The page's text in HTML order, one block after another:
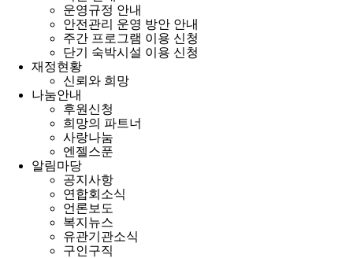
운영규정 안내
안전관리 운영 방안 안내
주간 프로그램 이용 신청
단기 숙박시설 이용 신청
재정현황
신뢰와 희망
나눔안내
후원신청
희망의 파트너
사랑나눔
엔젤스푼
알림마당
공지사항
연합회소식
언론보도
복지뉴스
유관기관소식
구인구직